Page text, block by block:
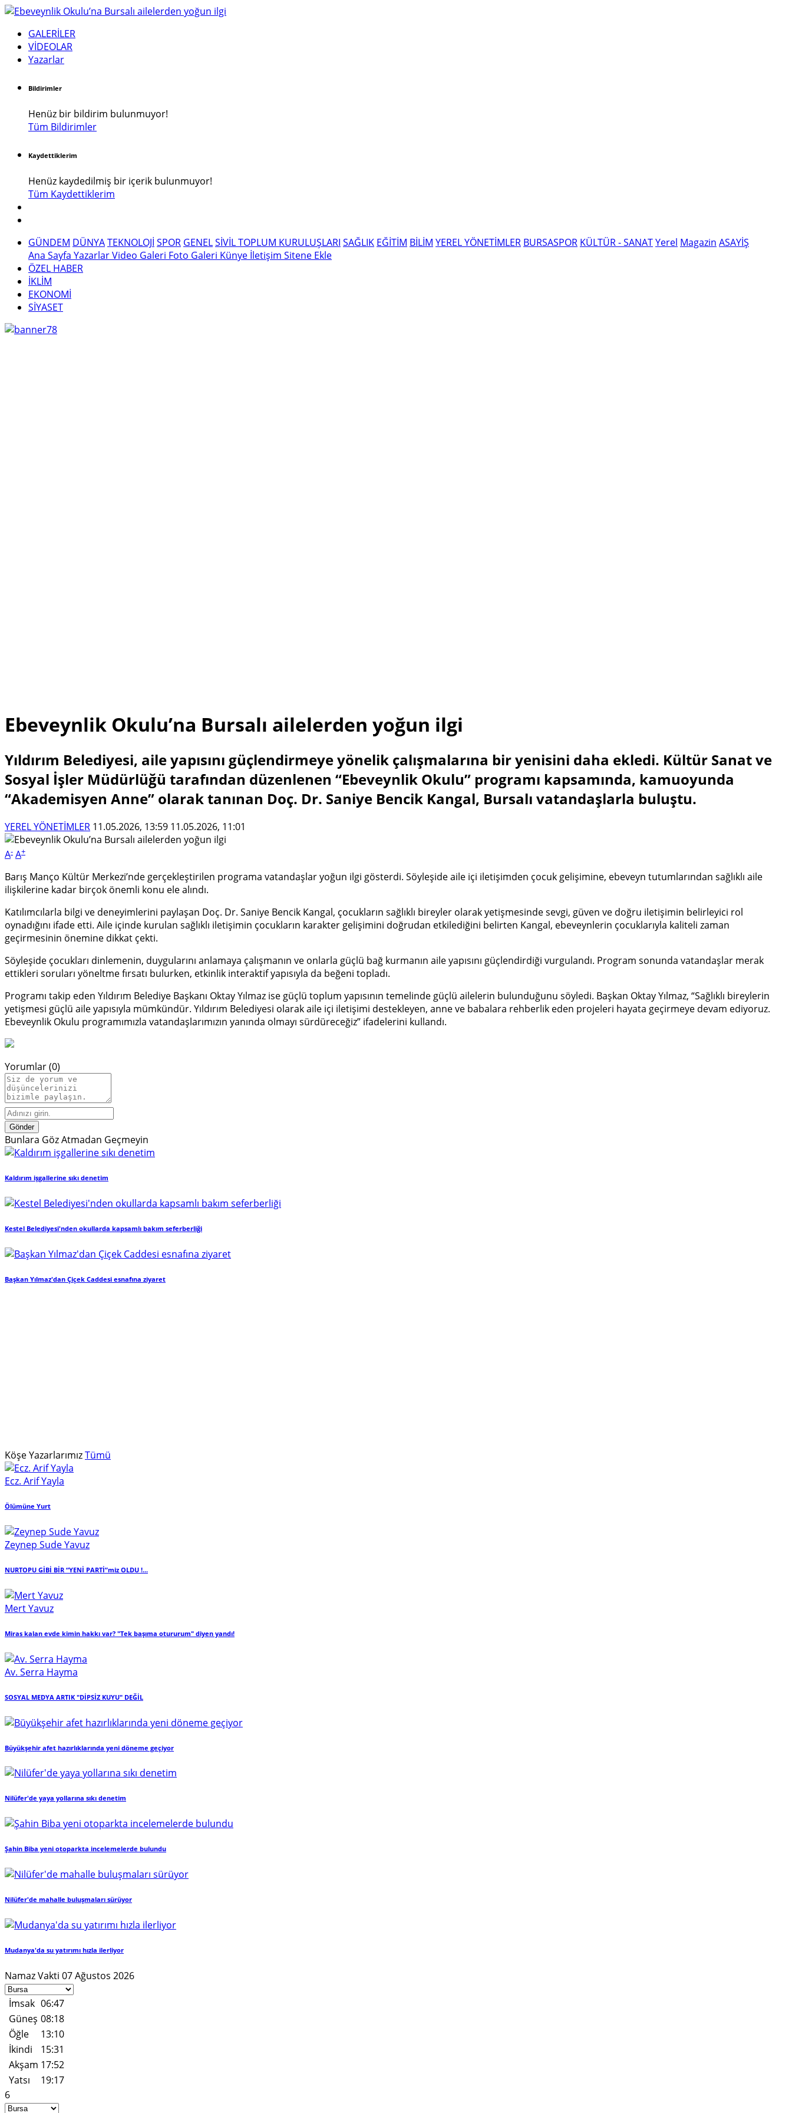
GALERİLER
VİDEOLAR
Yazarlar
Bildirimler
Henüz bir bildirim bulunmuyor!
Tüm Bildirimler
Kaydettiklerim
Henüz kaydedilmiş bir içerik bulunmuyor!
Tüm Kaydettiklerim
GÜNDEM DÜNYATEKNOLOJİ SPOR GENELSİVİL TOPLUM KURULUŞLARI SAĞLIK EĞİTİM BİLİM YEREL YÖNETİMLER BURSASPOR KÜLTÜR - SANATYerel Magazin ASAYİŞ
Ana Sayfa YazarlarVideo Galeri Foto Galeri Künye İletişim Sitene Ekle
ÖZEL HABER
İKLİM
EKONOMİ
SİYASET
Ebeveynlik Okulu’na Bursalı ailelerden yoğun ilgi
Yıldırım Belediyesi, aile yapısını güçlendirmeye yönelik çalışmalarına bir yenisini daha ekledi. Kültür Sanat ve
Sosyal İşler Müdürlüğü tarafından düzenlenen “Ebeveynlik Okulu” programı kapsamında, kamuoyunda
“Akademisyen Anne” olarak tanınan Doç. Dr. Saniye Bencik Kangal, Bursalı vatandaşlarla buluştu.
YEREL YÖNETİMLER 11.05.2026, 13:59 11.05.2026, 11:01
A- A+
Barış Manço Kültür Merkezi’nde gerçekleştirilen programa vatandaşlar yoğun ilgi gösterdi. Söyleşide aile içi iletişimden çocuk gelişimine, ebeveyn tutumlarından sağlıklı aile
ilişkilerine kadar birçok önemli konu ele alındı.
Katılımcılarla bilgi ve deneyimlerini paylaşan Doç. Dr. Saniye Bencik Kangal, çocukların sağlıklı bireyler olarak yetişmesinde sevgi, güven ve doğru iletişimin belirleyici rol
oynadığını ifade etti. Aile içinde kurulan sağlıklı iletişimin çocukların karakter gelişimini doğrudan etkilediğini belirten Kangal, ebeveynlerin çocuklarıyla kaliteli zaman
geçirmesinin önemine dikkat çekti.
Söyleşide çocukları dinlemenin, duygularını anlamaya çalışmanın ve onlarla güçlü bağ kurmanın aile yapısını güçlendirdiği vurgulandı. Program sonunda vatandaşlar merak
ettikleri soruları yöneltme fırsatı bulurken, etkinlik interaktif yapısıyla da beğeni topladı.
Programı takip eden Yıldırım Belediye Başkanı Oktay Yılmaz ise güçlü toplum yapısının temelinde güçlü ailelerin bulunduğunu söyledi. Başkan Oktay Yılmaz, “Sağlıklı bireylerin
yetişmesi güçlü aile yapısıyla mümkündür. Yıldırım Belediyesi olarak aile içi iletişimi destekleyen, anne ve babalara rehberlik eden projeleri hayata geçirmeye devam ediyoruz.
Ebeveynlik Okulu programımızla vatandaşlarımızın yanında olmayı sürdüreceğiz” ifadelerini kullandı.
Yorumlar (0)
Gönder
Bunlara Göz Atmadan Geçmeyin
Kaldırım işgallerine sıkı denetim
Kestel Belediyesi'nden okullarda kapsamlı bakım seferberliği
Başkan Yılmaz'dan Çiçek Caddesi esnafına ziyaret
Köşe YazarlarımızTümü
Ecz. Arif Yayla
Ölümüne Yurt
Zeynep Sude Yavuz
NURTOPU GİBİ BİR “YENİ PARTİ”miz OLDU !...
Mert Yavuz
Miras kalan evde kimin hakkı var? "Tek başıma otururum" diyen yandı!
Av. Serra Hayma
SOSYAL MEDYA ARTIK "DİPSİZ KUYU" DEĞİL
Büyükşehir afet hazırlıklarında yeni döneme geçiyor
Nilüfer'de yaya yollarına sıkı denetim
Şahin Biba yeni otoparkta incelemelerde bulundu
Nilüfer'de mahalle buluşmaları sürüyor
Mudanya'da su yatırımı hızla ilerliyor
Namaz Vakti 07 Ağustos 2026
İmsak 06:47
Güneş 08:18
Öğle
13:10
İkindi
15:31
Akşam 17:52
Yatsı
19:17
6